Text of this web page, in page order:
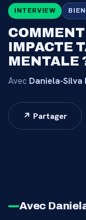
Connectez-
abonnez-
INTERVIEW
IMPACTE
MENTALE
Avec Daniela-Silva
↗ Partager
Avec